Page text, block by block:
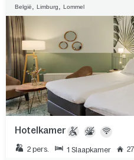
België Limburg Lommel
Hotelkamer
2 pers. 1 Slaapkamer